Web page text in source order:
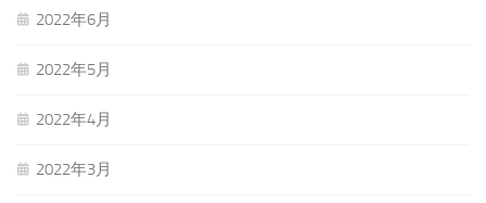
2022年6月
2022年5月
2022年4月
2022年3月